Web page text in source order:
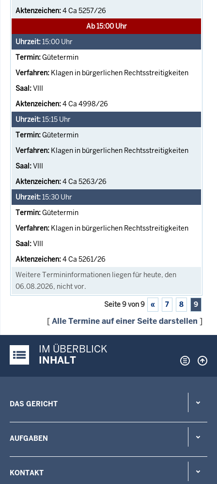
4 Ca 5257/26
Ab 15:00 Uhr
15:00 Uhr
Gütetermin
Klagen in bürgerlichen Rechtsstreitigkeiten
VIII
4 Ca 4998/26
15:15 Uhr
Gütetermin
Klagen in bürgerlichen Rechtsstreitigkeiten
VIII
4 Ca 5263/26
15:30 Uhr
Gütetermin
Klagen in bürgerlichen Rechtsstreitigkeiten
VIII
4 Ca 5261/26
Weitere Termininformationen liegen für heute, den
06.08.2026, nicht vor.
Seite 9 von 9 « 7 8 9
[Alle Termine auf einer Seite darstellen ]
Justiz-Portal im Überblick:
IM ÜBERBLICK
INHALT
DAS GERICHT
AUFGABEN
KONTAKT